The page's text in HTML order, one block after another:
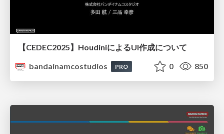
【CEDEC2025】HoudiniによるUI作成について
bandainamcostudios
PRO 0 850